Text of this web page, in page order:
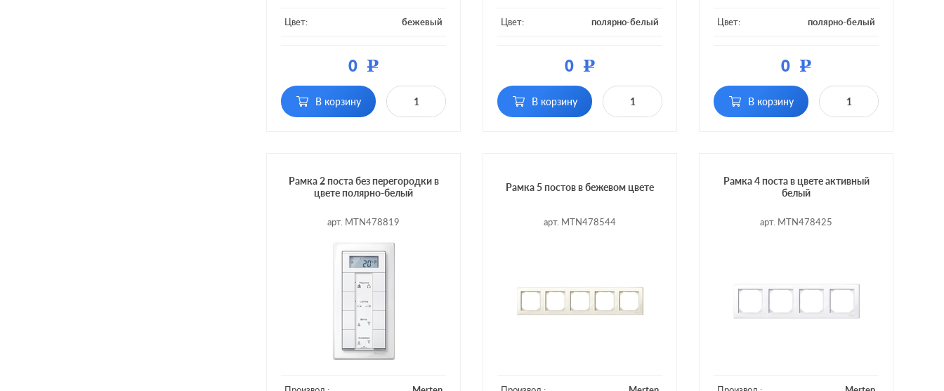
Цвет: бежевый
0Р
В корзину
Цвет: полярно-белый
0Р
В корзину
Цвет: полярно-белый
0Р
В корзину
Рамка 2 поста без перегородки в
цвете полярно-белый
арт. MTN478819
Рамка 5 постов в бежевом цвете
арт. MTN478544
Рамка 4 поста в цвете активный
белый
арт. MTN478425